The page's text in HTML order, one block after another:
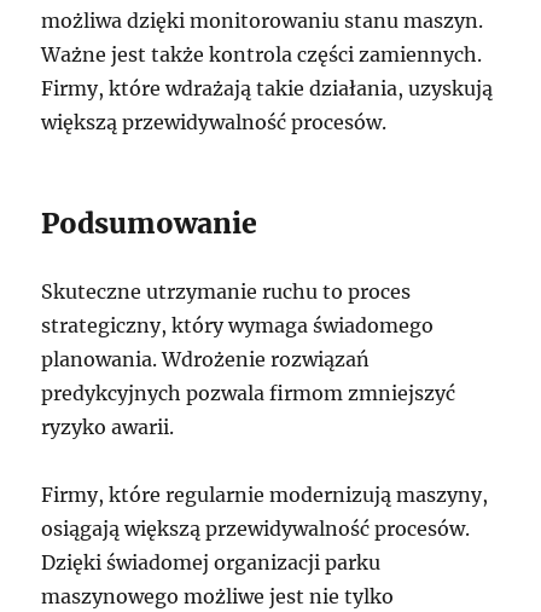
możliwa dzięki monitorowaniu stanu maszyn.
Ważne jest także kontrola części zamiennych.
Firmy, które wdrażają takie działania, uzyskują
większą przewidywalność procesów.
Podsumowanie
Skuteczne utrzymanie ruchu to proces
strategiczny, który wymaga świadomego
planowania. Wdrożenie rozwiązań
predykcyjnych pozwala firmom zmniejszyć
ryzyko awarii.
Firmy, które regularnie modernizują maszyny,
osiągają większą przewidywalność procesów.
Dzięki świadomej organizacji parku
maszynowego możliwe jest nie tylko